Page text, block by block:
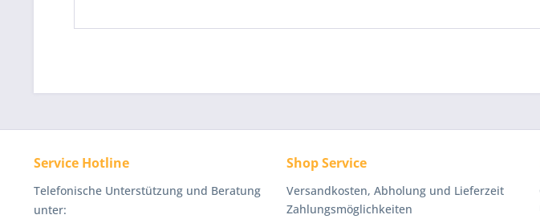
Service Hotline
Telefonische Unterstützung und Beratung
unter:
Shop Service
Versandkosten, Abholung und Lieferzeit
Zahlungsmöglichkeiten